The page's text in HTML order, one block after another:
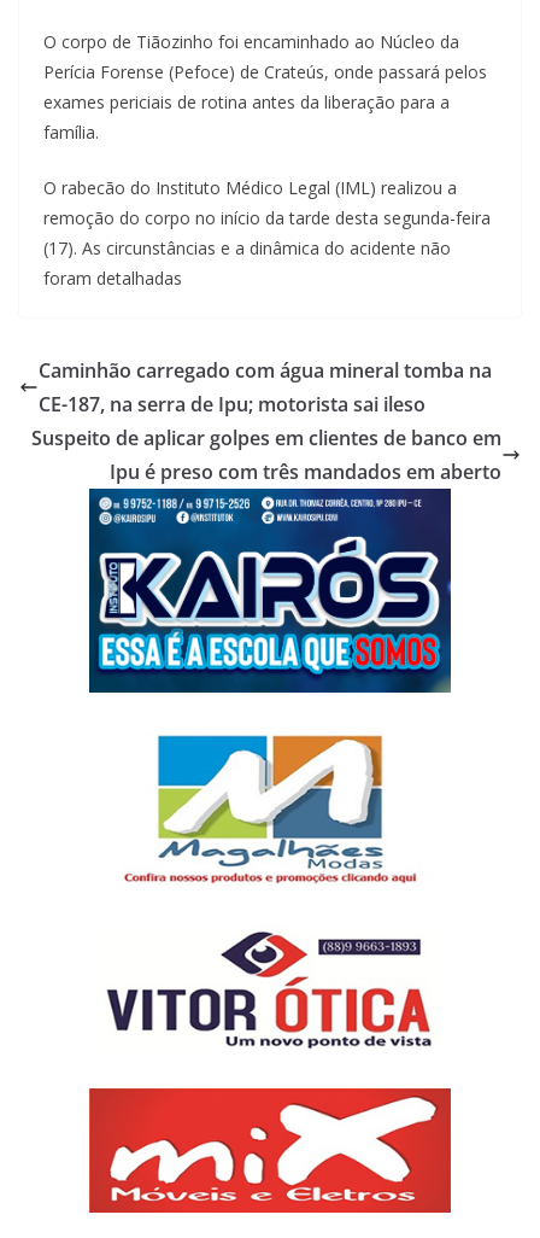
O corpo de Tiãozinho foi encaminhado ao Núcleo da
Perícia Forense (Pefoce) de Crateús, onde passará pelos
exames periciais de rotina antes da liberação para a
família.
O rabecão do Instituto Médico Legal (IML) realizou a
remoção do corpo no início da tarde desta segunda-feira
(17). As circunstâncias e a dinâmica do acidente não
foram detalhadas
Caminhão carregado com água mineral tomba na
CE-187, na serra de Ipu; motorista sai ileso
Suspeito de aplicar golpes em clientes de banco em
Ipu é preso com três mandados em aberto